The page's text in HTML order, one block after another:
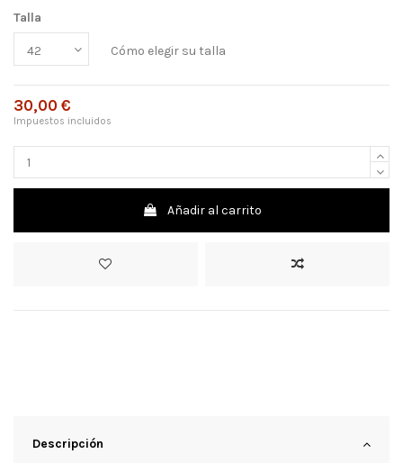
Talla
Cómo elegir su talla
30,00 €
Impuestos incluidos
Añadir al carrito
Descripción